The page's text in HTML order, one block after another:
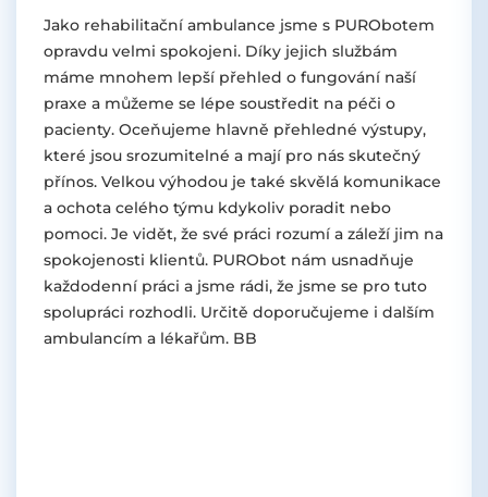
Jako rehabilitační ambulance jsme s PURObotem
opravdu velmi spokojeni. Díky jejich službám
máme mnohem lepší přehled o fungování naší
praxe a můžeme se lépe soustředit na péči o
pacienty. Oceňujeme hlavně přehledné výstupy,
které jsou srozumitelné a mají pro nás skutečný
přínos. Velkou výhodou je také skvělá komunikace
a ochota celého týmu kdykoliv poradit nebo
pomoci. Je vidět, že své práci rozumí a záleží jim na
spokojenosti klientů. PURObot nám usnadňuje
každodenní práci a jsme rádi, že jsme se pro tuto
spolupráci rozhodli. Určitě doporučujeme i dalším
ambulancím a lékařům. BB